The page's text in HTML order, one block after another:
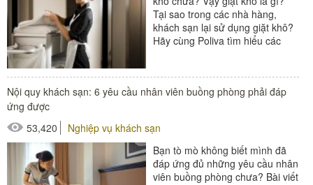
Tại sao trong các nhà hàng,
khách sạn lại sử dụng giặt khô?
Hãy cùng Poliva tìm hiểu các
#xe giặt là
Nội quy khách sạn: 6 yêu cầu nhân viên buồng phòng phải đáp
ứng được
53,420
Nghiệp vụ khách sạn
Bạn tò mò không biết mình đã
đáp ứng đủ những yêu cầu nhân
viên buồng phòng chưa? Bài viết